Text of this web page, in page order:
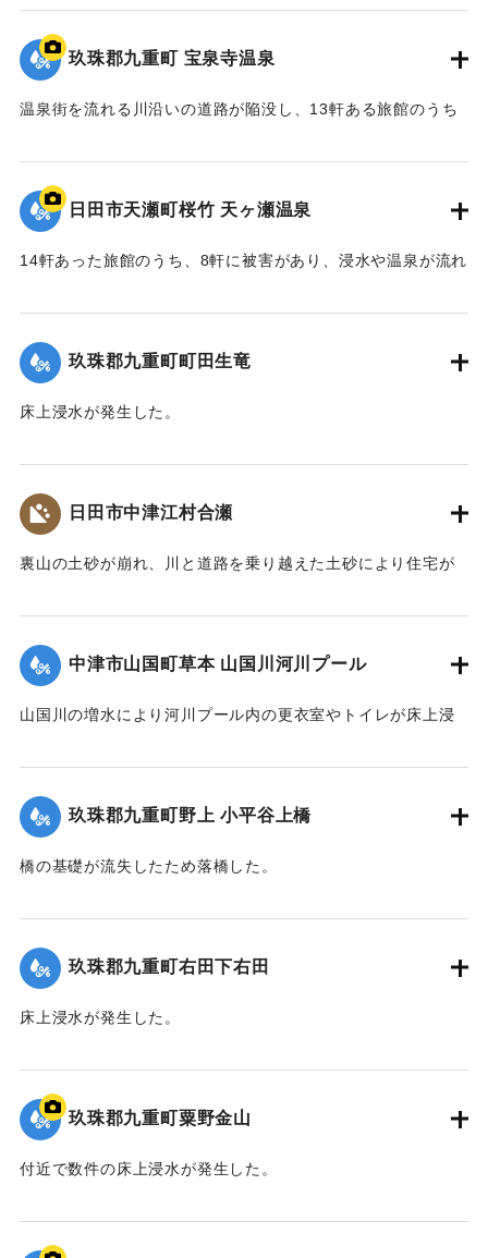
2020/7/6｜固有コード:01215075
玖珠郡九重町 宝泉寺温泉
温泉街を流れる川沿いの道路が陥没し、13軒ある旅館のうち
2020/7/6｜固有コード:
日田市天瀬町桜竹 天ヶ瀬温泉
14軒あった旅館のうち、8軒に被害があり、浸水や温泉が流れ
た。
｜固有コード:01215073
玖珠郡九重町町田生竜
床上浸水が発生した。
2020/7/6｜固有コード:01215069
日田市中津江村合瀬
裏山の土砂が崩れ、川と道路を乗り越えた土砂により住宅が
中津市山国町草本 山国川河川プール
山国川の増水により河川プール内の更衣室やトイレが床上浸
害が出た。
2020/7/6｜固有コード:01215071
玖珠郡九重町野上 小平谷上橋
橋の基礎が流失したため落橋した。
2020/7/6｜固有コード:01215072
玖珠郡九重町右田下右田
床上浸水が発生した。
2020/7/6｜固有コード:01215065
玖珠郡九重町粟野金山
付近で数件の床上浸水が発生した。
｜固有コード:01215066